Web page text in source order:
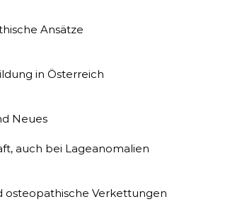
Ansätze
in Österreich
Neues
auch bei Lageanomalien
osteopathische Verkettungen